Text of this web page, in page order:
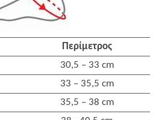
Περίμετρος
30,5 – 33 cm
33 – 35,5 cm
35,5 – 38 cm